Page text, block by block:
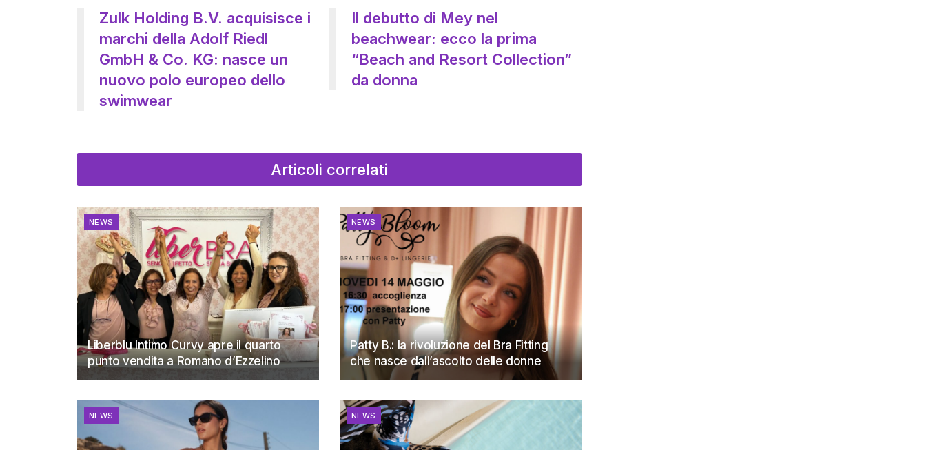
Zulk Holding B.V. acquisisce i
marchi della Adolf Riedl
GmbH & Co. KG: nasce un
nuovo polo europeo dello
swimwear
Il debutto di Mey nel
beachwear: ecco la prima
“Beach and Resort Collection”
da donna
Articoli correlati
NEWS
Liberblu Intimo Curvy apre il quarto
punto vendita a Romano d’Ezzelino
NEWS
Patty B.: la rivoluzione del Bra Fitting
che nasce dall’ascolto delle donne
NEWS NEWS